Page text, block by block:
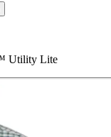
Utility Lite